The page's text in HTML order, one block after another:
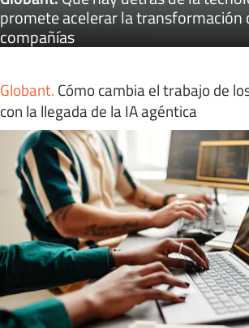
promete acelerar la transformación
compañías
Globant. Cómo cambia el trabajo de
con la llegada de la IA agéntica